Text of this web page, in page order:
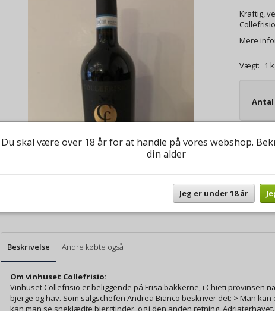
Kraftig,
Mere
Vægt: 1
Antal
Du er
Beskrivelse Andre købte også
Om vinhuset Collefrisio:
Vinhuset Collefrisio er beliggende på Frisa bakkerne, i Chieti provinsen
bjerge og hav. Som salgschefen Andrea Bianco beskriver det: > Man
kan man se sneklædte bjergtinder, og i den anden retning,
Du skal være over 18 år for at handle på vores webshop.
din alder
Jeg er under 18 år